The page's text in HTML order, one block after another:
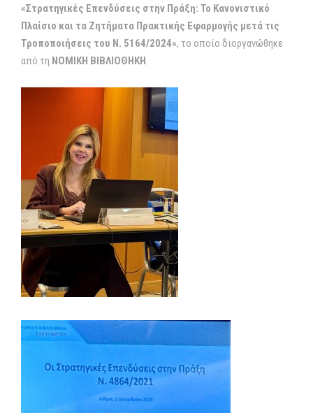
«Στρατηγικές Επενδύσεις στην Πράξη: Το Κανονιστικό
Πλαίσιο και τα Ζητήματα Πρακτικής Εφαρμογής μετά τις
Τροποποιήσεις του Ν. 5164/2024», το οποίο διοργανώθηκε
από τη ΝΟΜΙΚΗ ΒΙΒΛΙΟΘΗΚΗ .